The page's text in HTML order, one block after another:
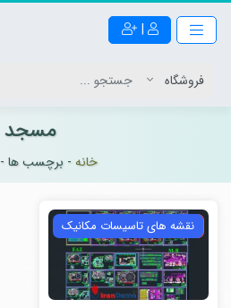
|
مسجد
خانه - برچسب ها -
ویژه
نقشه های تاسیسات مکانیک